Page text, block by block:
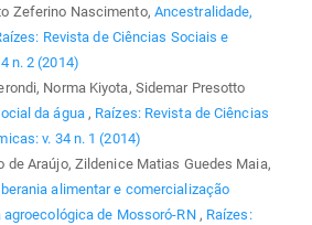
Zeferino Nascimento, Ancestralidade,
Revista de Ciências Sociais e
n. 2 (2014)
Norma Kiyota, Sidemar Presotto
da água, Raízes: Revista de Ciências
v. 34 n. 1 (2014)
de Araújo, Zildenice Matias Guedes Maia,
alimentar e comercialização
de Mossoró-RN , Raízes: